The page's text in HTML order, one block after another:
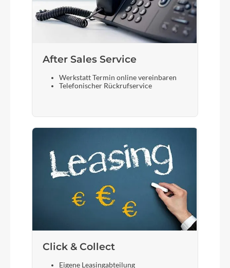
After Sales Service
Werkstatt Termin online vereinbaren
Telefonischer Rückrufservice
Click & Collect
Eigene Leasingabteilung